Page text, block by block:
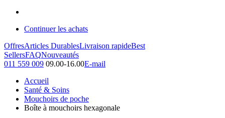
Continuer les achats
OffresArticles DurablesLivraison rapideBest
SellersFAQNouveautés
011 559 009 09.00-16.00E-mail
Accueil
Santé & Soins
Mouchoirs de poche
Boîte à mouchoirs hexagonale